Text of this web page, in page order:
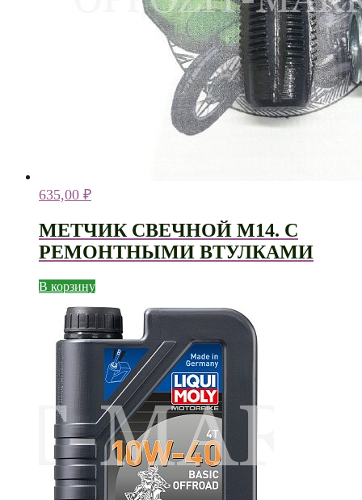
635,00 ₽
МЕТЧИК СВЕЧНОЙ М14. С
РЕМОНТНЫМИ ВТУЛКАМИ
В корзину